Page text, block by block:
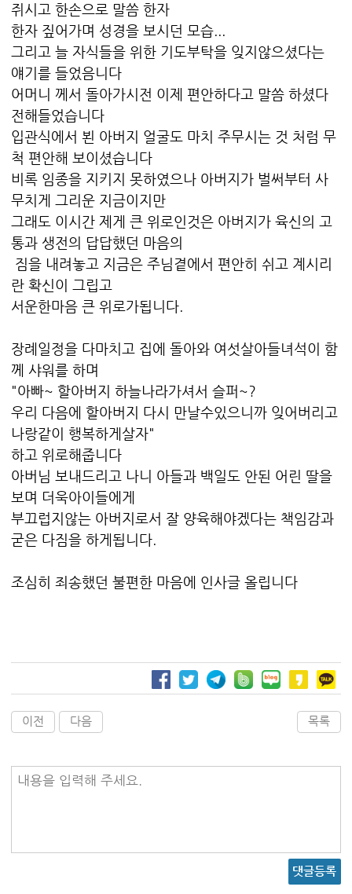
쥐시고 한손으로 말씀 한자
한자 짚어가며 성경을 보시던 모습...
그리고 늘 자식들을 위한 기도부탁을 잊지않으셨다는
얘기를 들었음니다
어머니 께서 돌아가시전 이제 편안하다고 말씀 하셨다
전해들었습니다
입관식에서 뵌 아버지 얼굴도 마치 주무시는 것 처럼 무
척 편안해 보이셨습니다
비록 임종을 지키지 못하였으나 아버지가 벌써부터 사
무치게 그리운 지금이지만
그래도 이시간 제게 큰 위로인것은 아버지가 육신의 고
통과 생전의 답답했던 마음의
짐을 내려놓고 지금은 주님곁에서 편안히 쉬고 계시리
란 확신이 그립고
서운한마음 큰 위로가됩니다.
장례일정을 다마치고 집에 돌아와 여섯살아들녀석이 함
께 샤워를 하며
"아빠~ 할아버지 하늘나라가셔서 슬퍼~?
우리 다음에 할아버지 다시 만날수있으니까 잊어버리고
나랑같이 행복하게살자"
하고 위로해줍니다
아버님 보내드리고 나니 아들과 백일도 안된 어린 딸을
보며 더욱아이들에게
부끄럽지않는 아버지로서 잘 양육해야겠다는 책임감과
굳은 다짐을 하게됩니다.
조심히 죄송했던 불편한 마음에 인사글 올립니다
이전 다음 목록
내용을 입력해 주세요.
댓글등록